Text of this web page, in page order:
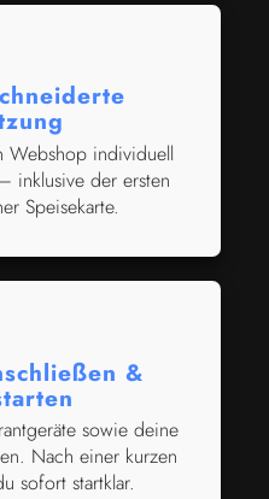
individuell
inklusive der ersten
Speisekarte.
&
sowie deine
Nach einer kurzen
sofort startklar.